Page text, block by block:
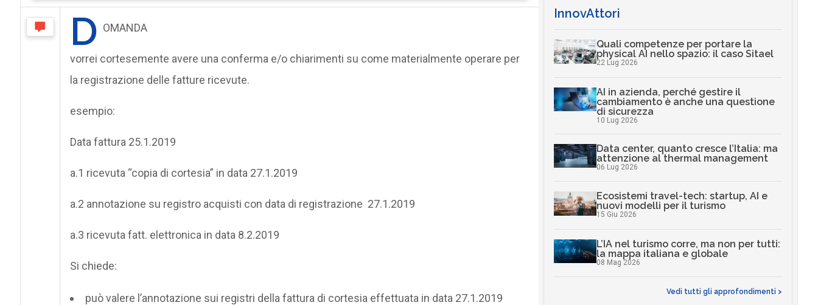
D OMANDA
vorrei cortesemente avere una conferma e/o chiarimenti su come materialmente operare per
la registrazione delle fatture ricevute.
esempio:
Data fattura 25.1.2019
a.1 ricevuta “copia di cortesia” in data 27.1.2019
a.2 annotazione su registro acquisti con data di registrazione 27.1.2019
a.3 ricevuta fatt. elettronica in data 8.2.2019
Si chiede:
può valere l’annotazione sui registri della fattura di cortesia effettuata in data 27.1.2019
InnovAttori
Quali competenze per portare la
physical AI nello spazio: il caso Sitael
22 Lug 2026
AI in azienda, perché gestire il
cambiamento è anche una questione
di sicurezza
10 Lug 2026
Data center, quanto cresce l’Italia: ma
attenzione al thermal management
06 Lug 2026
Ecosistemi travel-tech: startup, AI e
nuovi modelli per il turismo
15 Giu 2026
L’IA nel turismo corre, ma non per tutti:
la mappa italiana e globale
08 Mag 2026
Vedi tutti gli approfondimenti >